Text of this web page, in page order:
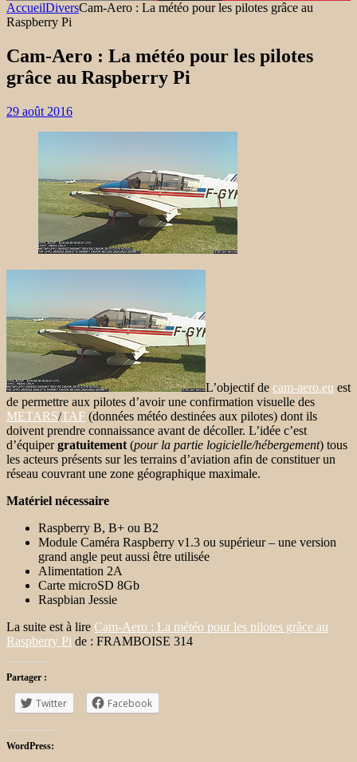
AccueilDiversCam-Aero : La météo pour les pilotes grâce au
Raspberry Pi
Cam-Aero : La météo pour les pilotes
grâce au Raspberry Pi
29 août 2016
L’objectif de cam-aero.eu est
de permettre aux pilotes d’avoir une confirmation visuelle des
METARS/TAF (données météo destinées aux pilotes) dont ils
doivent prendre connaissance avant de décoller. L’idée c’est
d’équipergratuitement (pour la partie logicielle/hébergement) tous
les acteurs présents sur les terrains d’aviation afin de constituer un
réseau couvrant une zone géographique maximale.
Matériel nécessaire
Raspberry B, B+ ou B2
Module Caméra Raspberry v1.3 ou supérieur – une version
grand angle peut aussi être utilisée
Alimentation 2A
Carte microSD 8Gb
Raspbian Jessie
La suite est à lire Cam-Aero : La météo pour les pilotes grâce au
Raspberry Pi de : FRAMBOISE 314
Partager :
Twitter Facebook
WordPress: